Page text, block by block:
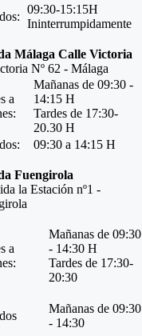
09:30-15:15H
Ininterrumpidamente
Málaga Calle Victoria
Nº 62 - Málaga
a
Mañanas de 09:30 -
14:15 H
Tardes de 17:30-
20.30 H
09:30 a 14:15 H
Fuengirola
la Estación nº1 -
a
Mañanas de 09:30
- 14:30 H
Tardes de 17:30-
20:30
Mañanas de 09:30
- 14:30